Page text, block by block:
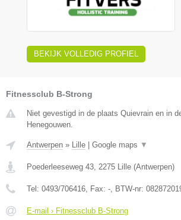
BEKIJK VOLLEDIG PROFIEL
Fitnessclub B-Strong
Niet gevestigd in de plaats Quievrain en in
Henegouwen.
Antwerpen » Lille Google maps ▼
Poederleeseweg 43, 2275 Lille (Antwerpen)
Tel: 0493/706416, Fax: -, BTW-nr:
E-mail › Fitnessclub B-Strong